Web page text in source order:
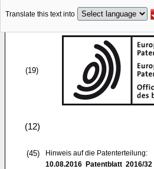
Translate this text into
(19)
(12)
(45)
Hinweis auf die Patenterteilung:
10.08.2016 Patentblatt 2016/32